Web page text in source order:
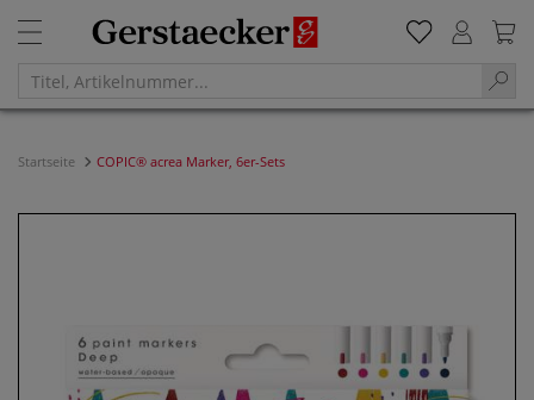
Startseite COPIC® acrea Marker, 6er-Sets